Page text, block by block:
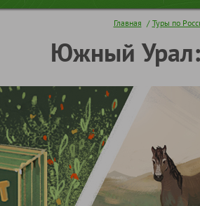
Главная / Туры по
Южный Урал: